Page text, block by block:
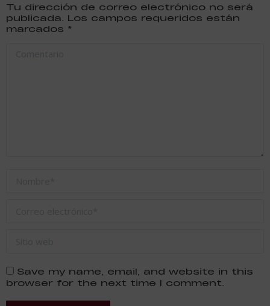
Tu dirección de correo electrónico no será
publicada. Los campos requeridos están
marcados *
Save my name, email, and website in this
browser for the next time I comment.